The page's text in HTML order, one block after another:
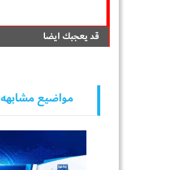
قد يعجبك ايضا
مواضيع مشابهه